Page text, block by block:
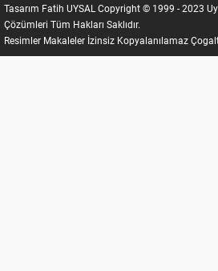
Tasarım Fatih UYSAL Copyright © 1999 - 2023
Çözümleri Tüm Hakları Saklıdır.
Resimler Makaleler İzinsiz Kopyalanılamaz
Fatih UYSAL